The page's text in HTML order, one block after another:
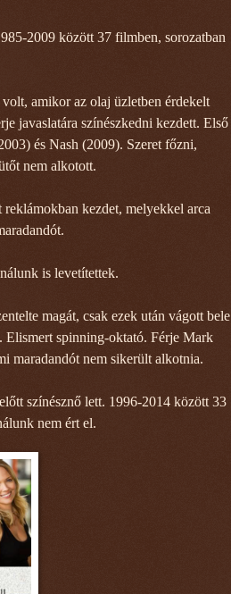
2009 között 37 filmben, sorozatban
amikor az olaj üzletben érdekelt
javaslatára színészkedni kezdett. Első
és Nash (2009). Szeret főzni,
nem alkotott.
kezdet, melyekkel arca
is levetítettek.
magát, csak ezek után vágott bele
Elismert spinning-oktató. Férje Mark
maradandót nem sikerült alkotnia.
színésznő lett. 1996-2014 között 33
nem ért el.